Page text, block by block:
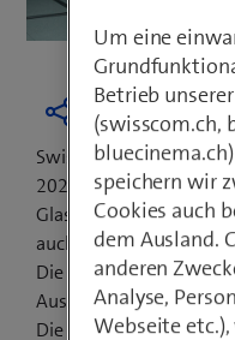
Swisscom hat das
2021 jede Schweizer
Glasfasertechnologien
auch die
Die
Ausbau sowie den
Die ersten sichtbaren
Um eine
Betrieb
(swisscom.ch,
speichern wir
Cookies auch
dem Ausland.
anderen
Analyse,
Webseite